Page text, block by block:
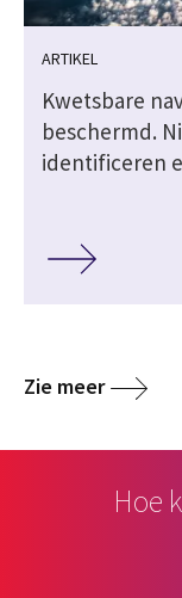
ARTIKEL
Kwetsbare
beschermd.
identificeren
Zie meer
Hoe